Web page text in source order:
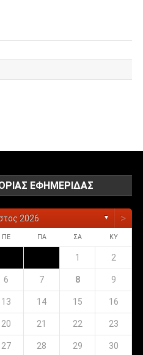
ΕΦΗΜΕΡΊΔΑΣ
2026 ▼ >
ΠΕ ΠΑ ΣΑ ΚΥ
1 2
6 7 8 9
13 14 15 16
20 21 22 23
27 28 29 30